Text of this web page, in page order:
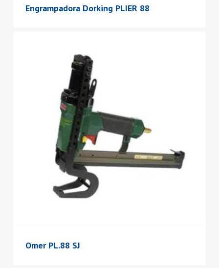
Engrampadora Dorking PLIER 88
Omer PL.88 SJ